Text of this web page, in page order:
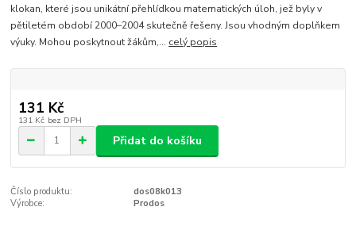
klokan, které jsou unikátní přehlídkou matematických úloh, jež byly v
pětiletém období 2000–2004 skutečně řešeny. Jsou vhodným doplňkem
výuky. Mohou poskytnout žákům,... celý popis
131 Kč
131 Kč bez DPH
Přidat do košíku
Číslo produktu:
dos08k013
Výrobce:
Prodos